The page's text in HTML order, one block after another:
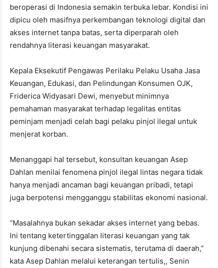
beroperasi di Indonesia semakin terbuka lebar. Kondisi ini
dipicu oleh masifnya perkembangan teknologi digital dan
akses internet tanpa batas, serta diperparah oleh
rendahnya literasi keuangan masyarakat.
Kepala Eksekutif Pengawas Perilaku Pelaku Usaha Jasa
Keuangan, Edukasi, dan Pelindungan Konsumen OJK,
Friderica Widyasari Dewi, menyebut minimnya
pemahaman masyarakat terhadap legalitas entitas
peminjam menjadi celah bagi pelaku pinjol ilegal untuk
menjerat korban.
Menanggapi hal tersebut, konsultan keuangan Asep
Dahlan menilai fenomena pinjol ilegal lintas negara tidak
hanya menjadi ancaman bagi keuangan pribadi, tetapi
juga berpotensi mengganggu stabilitas ekonomi nasional.
“Masalahnya bukan sekadar akses internet yang bebas.
Ini tentang ketertinggalan literasi keuangan yang tak
kunjung dibenahi secara sistematis, terutama di daerah,”
kata Asep Dahlan melalui keterangan tertulis,, Senin